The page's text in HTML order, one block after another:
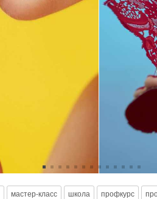
мастер-класс школа профкурс